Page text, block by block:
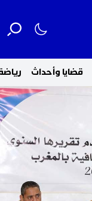
قضايا وأحداث